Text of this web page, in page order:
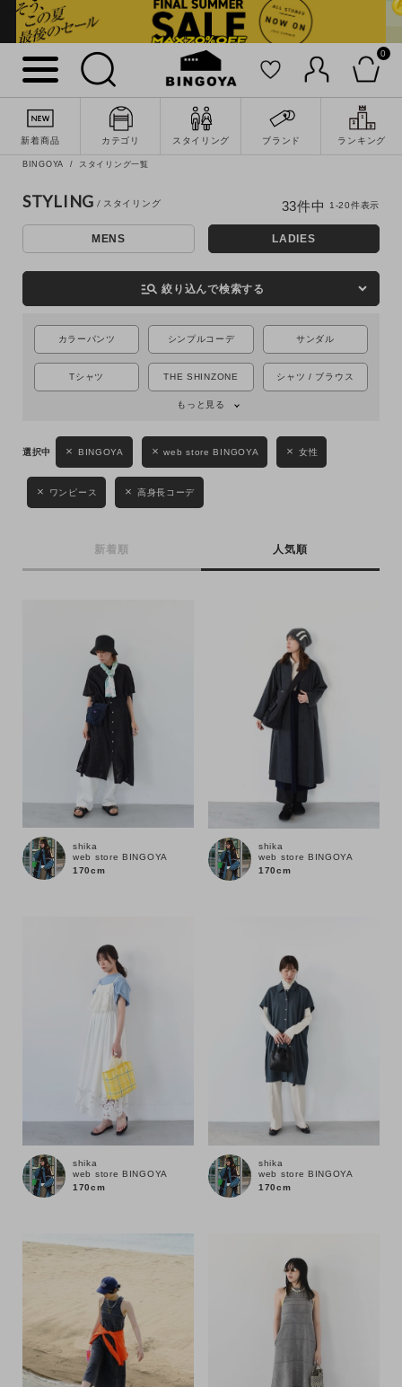
0
新着商品 カテゴリ スタイリング ブランド ランキング
詳細検索
キーワード
KIDS
BINGOYA スタイリング一覧
STYLING
MENS LADIES
manage_search 絞り込んで検索する
カラーパンツ シンプルコーデ サンダル
Tシャツ THE SHINZONE シャツ / ブラウス
もっと見る
BINGOYA web store BINGOYA 女性
ワンピース 高身長コーデ
新着順 人気順
33件中 1-20件表示
shika
web store BINGOYA
170cm
shika
web store BINGOYA
170cm
shika
web store BINGOYA
170cm
shika
web store BINGOYA
170cm